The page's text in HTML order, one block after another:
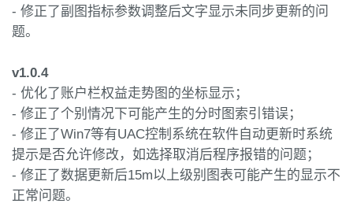
- 修正了副图指标参数调整后文字显示未同步更新的问
题。
v1.0.4
- 优化了账户栏权益走势图的坐标显示；
- 修正了个别情况下可能产生的分时图索引错误；
- 修正了Win7等有UAC控制系统在软件自动更新时系统
提示是否允许修改，如选择取消后程序报错的问题；
- 修正了数据更新后15m以上级别图表可能产生的显示不
正常问题。